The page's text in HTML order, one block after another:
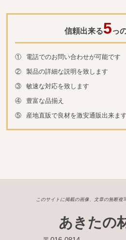
信頼出来る5っ
①
電話でのお問い合わせが可能です
②
製品の詳細な説明を致します
③
敏速な対応を致します
④
豊富な品揃え
⑤
産地直販で良材を激安通販出来ます
このサイトに掲載の画像、文章の無断複
あきたの